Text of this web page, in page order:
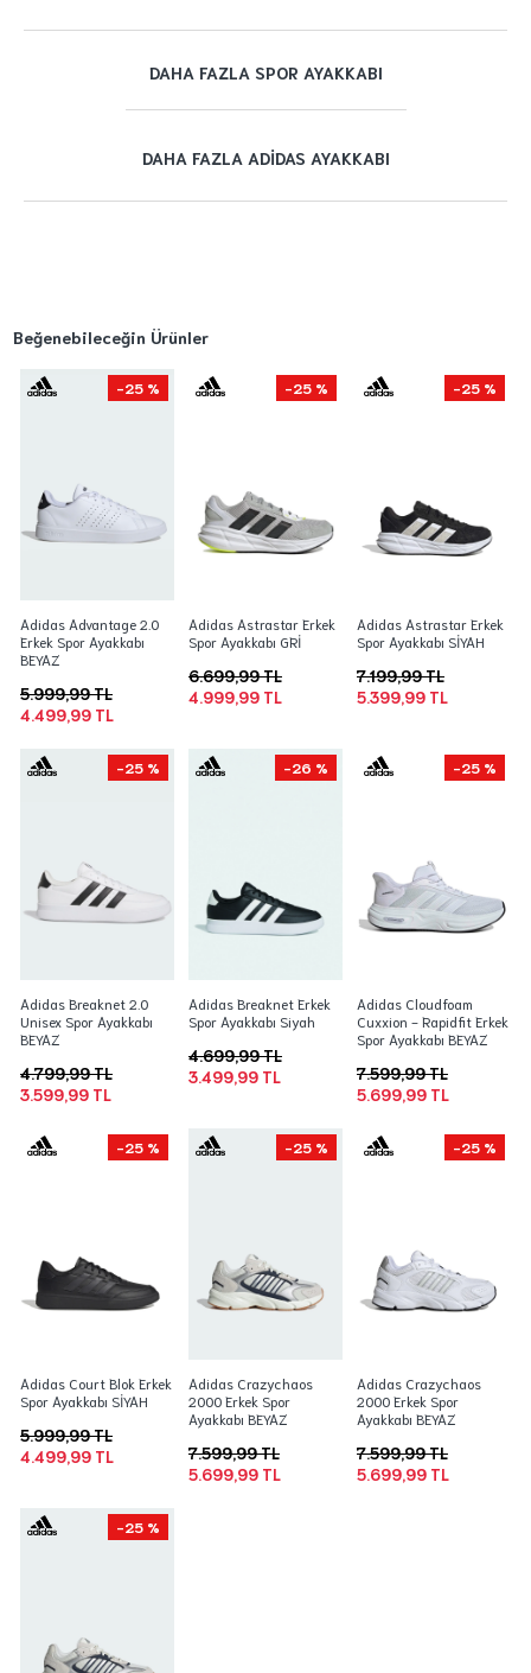
DAHA FAZLA SPOR AYAKKABI
DAHA FAZLA ADIDAS AYAKKABI
Beğenebileceğin Ürünler
-25 %
Adidas Advantage 2.0
Erkek Spor Ayakkabı
BEYAZ
4.499,99 TL
5.999,99 TL
-25 %
Adidas Astrastar Erkek
Spor Ayakkabı GRİ
4.999,99 TL
6.699,99 TL
-25 %
Adidas Astrastar Erkek
Spor Ayakkabı SİYAH
5.399,99 TL
7.199,99 TL
-25 %
Adidas Breaknet 2.0
Unisex Spor Ayakkabı
BEYAZ
3.599,99 TL
4.799,99 TL
-26 %
Adidas Breaknet Erkek
Spor Ayakkabı Siyah
3.499,99 TL
4.699,99 TL
-25 %
Adidas Cloudfoam
Cuxxion - Rapidfit Erkek
Spor Ayakkabı BEYAZ
5.699,99 TL
7.599,99 TL
-25 %
Adidas Court Blok Erkek
Spor Ayakkabı SİYAH
4.499,99 TL
5.999,99 TL
-25 %
Adidas Crazychaos
2000 Erkek Spor
Ayakkabı BEYAZ
5.699,99 TL
7.599,99 TL
-25 %
Adidas Crazychaos
2000 Erkek Spor
Ayakkabı BEYAZ
5.699,99 TL
7.599,99 TL
-25 %